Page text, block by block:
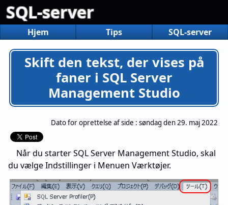
SQL-server
Hjem Tips SQL-server
Skift den tekst, der vises på
faner i SQL Server
Management Studio
Dato for oprettelse af side : søndag den 29. maj 2022
Når du starter SQL Server Management Studio, skal
du vælge Indstillinger i Menuen Værktøjer.